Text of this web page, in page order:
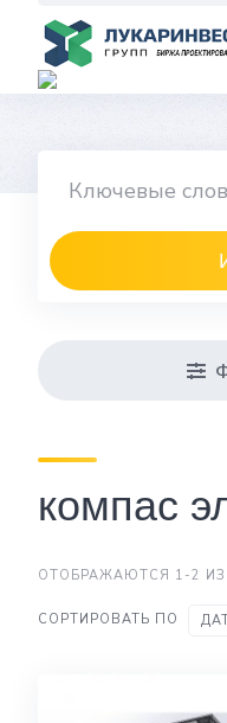
content
компас
ОТОБРАЖАЮТСЯ 1-2 ИЗ
СОРТИРОВАТЬ ПО